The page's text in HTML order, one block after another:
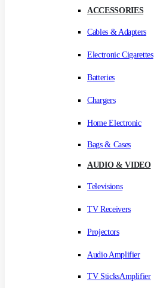
ACCESSORIES
Cables & Adapters
Electronic Cigarettes
Batteries
Chargers
Home Electronic
Bags & Cases
AUDIO & VIDEO
Televisions
TV Receivers
Projectors
Audio Amplifier
TV SticksAmplifier